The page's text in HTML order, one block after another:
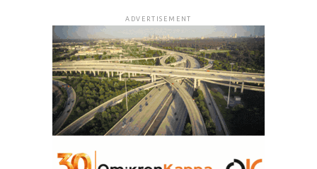
ADVERTISEMENT